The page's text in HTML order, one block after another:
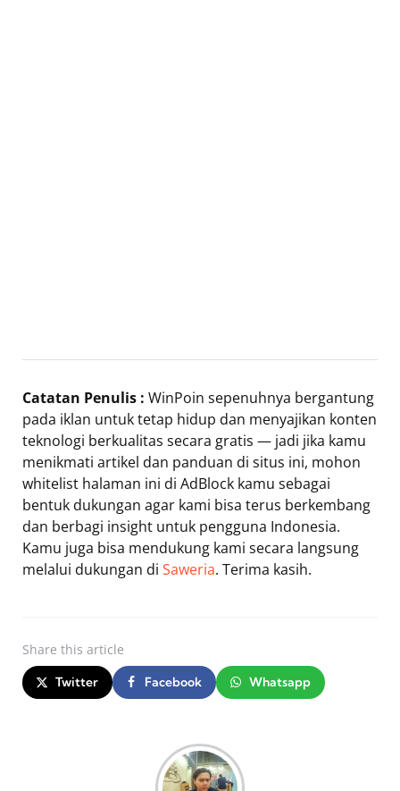
Catatan Penulis : WinPoin sepenuhnya bergantung
pada iklan untuk tetap hidup dan menyajikan konten
teknologi berkualitas secara gratis — jadi jika kamu
menikmati artikel dan panduan di situs ini, mohon
whitelist halaman ini di AdBlock kamu sebagai
bentuk dukungan agar kami bisa terus berkembang
dan berbagi insight untuk pengguna Indonesia.
Kamu juga bisa mendukung kami secara langsung
melalui dukungan di Saweria. Terima kasih.
Share this article
Twitter Facebook Whatsapp